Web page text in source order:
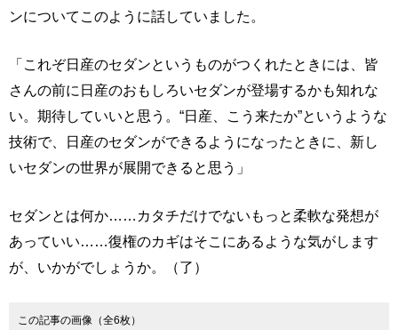
ンについてこのように話していました。
「これぞ日産のセダンというものがつくれたときには、皆
さんの前に日産のおもしろいセダンが登場するかも知れな
い。期待していいと思う。“日産、こう来たか”というような
技術で、日産のセダンができるようになったときに、新し
いセダンの世界が展開できると思う」
セダンとは何か……カタチだけでないもっと柔軟な発想が
あっていい……復権のカギはそこにあるような気がします
が、いかがでしょうか。（了）
この記事の画像（全6枚）